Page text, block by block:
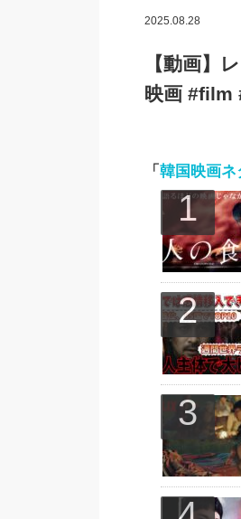
2025.08.28
【動画】
映画 #film
「 韓国映画ネ